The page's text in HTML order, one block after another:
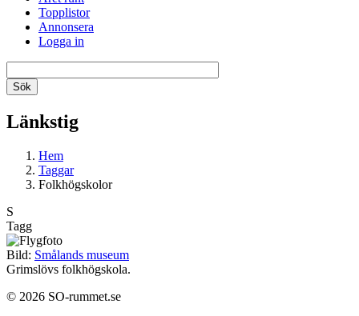
Topplistor
Annonsera
Logga in
Länkstig
Hem
Taggar
Folkhögskolor
S
Tagg
Bild: Smålands museum
Grimslövs folkhögskola.
© 2026 SO-rummet.se